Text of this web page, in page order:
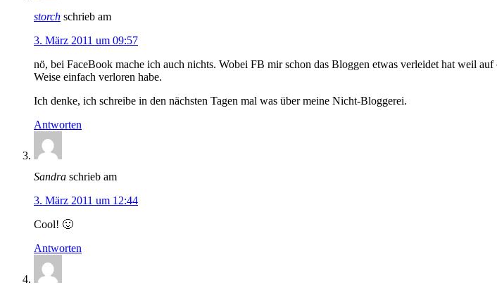
storch schrieb am
3. März 2011 um 09:57
nö, bei FaceBook mache ich auch nichts. Wobei FB mir schon das Bloggen etwas verleidet hat weil
Weise einfach verloren habe.
Ich denke, ich schreibe in den nächsten Tagen mal was über meine Nicht-Bloggerei.
Antworten
Sandra schrieb am
3. März 2011 um 12:44
Cool! 🙂
Antworten